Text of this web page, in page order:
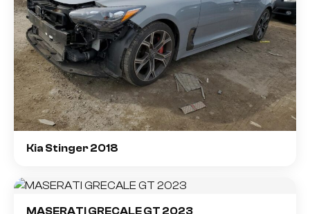
Kia Stinger 2018
MASERATI GRECALE GT 2023